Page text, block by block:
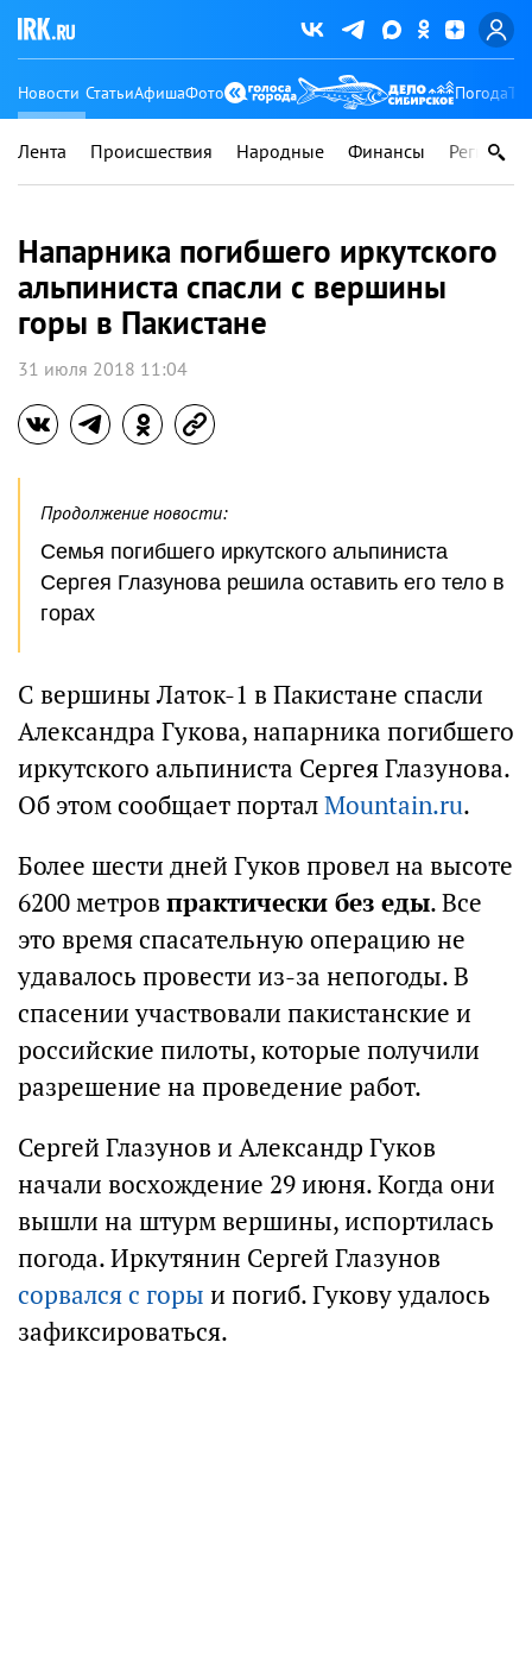
Новости СтатьиАфишаФото Погода
Лента Происшествия Народные Финансы Регионы
Напарника погибшего иркутского
альпиниста спасли с вершины
горы в Пакистане
31 июля 2018 11:04
Продолжение новости:
Семья погибшего иркутского альпиниста
Сергея Глазунова решила оставить его тело в
горах
С вершины Латок-1 в Пакистане спасли
Александра Гукова, напарника погибшего
иркутского альпиниста Сергея Глазунова.
Об этом сообщает порталMountain.ru.
Более шести дней Гуков провел на высоте
6200 метров практически без еды. Все
это время спасательную операцию не
удавалось провести из-за непогоды. В
спасении участвовали пакистанские и
российские пилоты, которые получили
разрешение на проведение работ.
Сергей Глазунов и Александр Гуков
начали восхождение 29 июня. Когда они
вышли на штурм вершины, испортилась
погода. Иркутянин Сергей Глазунов
сорвался с горы и погиб. Гукову удалось
зафиксироваться.